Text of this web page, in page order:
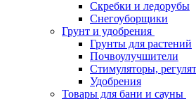
Скребки и ледорубы
Снегоуборщики
Грунт и удобрения
Грунты для растений
Почвоулучшители
Стимуляторы,
Удобрения
Товары для бани и сауны